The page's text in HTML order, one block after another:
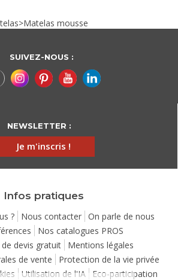
>Matelas mousse
SUIVEZ-NOUS :
NEWSLETTER :
Je m'inscris !
Infos pratiques
? Nous contacter
On parle de nous
Nos catalogues PROS
devis gratuit
Mentions légales
de vente
Protection de la vie privée
Utilisation de l'IA Eco-participation